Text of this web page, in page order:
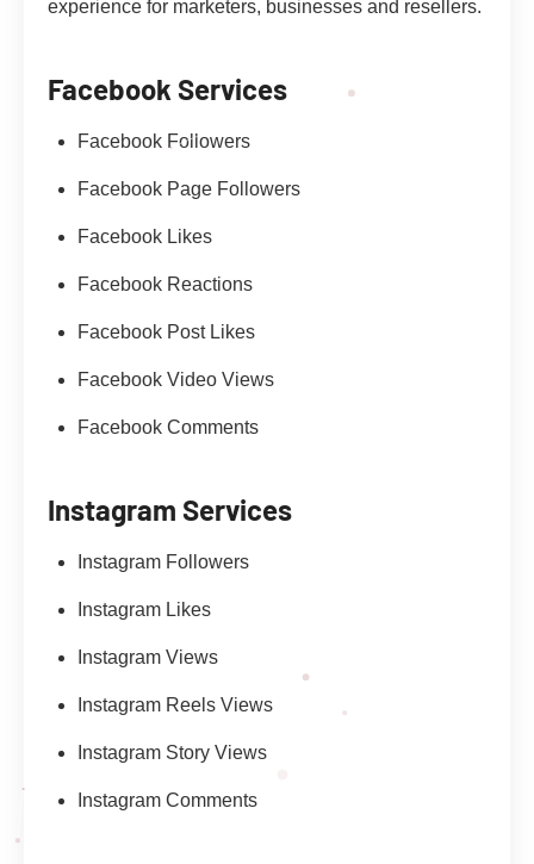
experience for marketers, businesses and resellers.
Facebook Services
Facebook Followers
Facebook Page Followers
Facebook Likes
Facebook Reactions
Facebook Post Likes
Facebook Video Views
Facebook Comments
Instagram Services
Instagram Followers
Instagram Likes
Instagram Views
Instagram Reels Views
Instagram Story Views
Instagram Comments